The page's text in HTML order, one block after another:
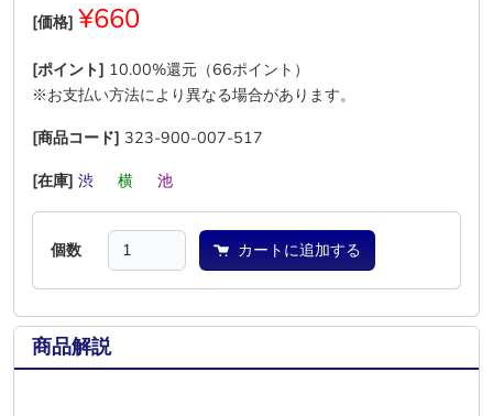
[価格] ¥660
[ポイント] 10.00%還元（66ポイント）
※お支払い方法により異なる場合があります。
[商品コード] 323-900-007-517
[在庫] 渋 横 池
個数 カートに追加する
商品解説